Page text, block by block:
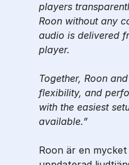
players
Roon without any
audio is delivered
player.
Together, Roon
flexibility, and
with the easiest
available.
Roon är en